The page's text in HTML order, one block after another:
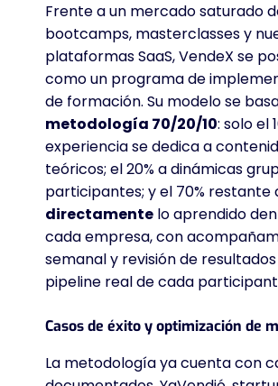
Frente a un mercado saturado
bootcamps, masterclasses y
plataformas SaaS, VendeX se
como un programa de
de formación. Su modelo se
metodología 70/20/10: solo el
experiencia se dedica a
teóricos; el 20% a dinámicas
participantes; y el 70% restante
directamente lo aprendido
cada empresa, con
semanal y revisión de
pipeline real de cada
Casos de éxito y optimización de
La metodología ya cuenta con